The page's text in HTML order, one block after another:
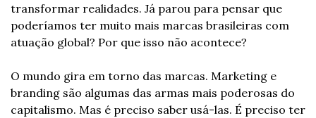
transformar realidades. Já parou para pensar que
poderíamos ter muito mais marcas brasileiras com
atuação global? Por que isso não acontece?
O mundo gira em torno das marcas. Marketing e
branding são algumas das armas mais poderosas do
capitalismo. Mas é preciso saber usá-las. É preciso ter